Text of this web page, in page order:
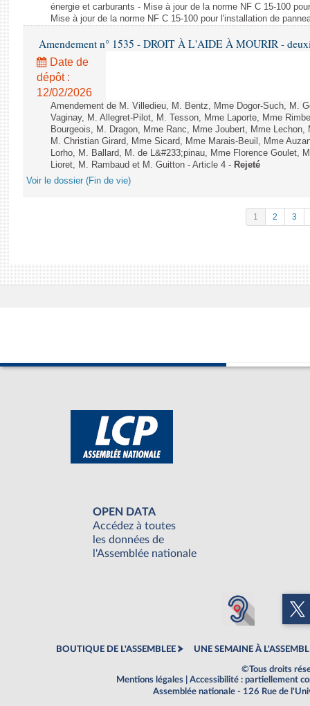
énergie et carburants - Mise à jour de la norme NF C 15-100
Mise à jour de la norme NF C 15-100 pour l'installation de
Amendement n° 1535 - DROIT À L'AIDE À MOURIR -
Date de
dépôt :
12/02/2026
Amendement de M. Villedieu, M. Bentz, Mme Dogor-Such, M.
Vaginay, M. Allegret-Pilot, M. Tesson, Mme Laporte, Mme
Bourgeois, M. Dragon, Mme Ranc, Mme Joubert, Mme
M. Christian Girard, Mme Sicard, Mme Marais-Beuil, Mme
Lorho, M. Ballard, M. de L&#233;pinau, Mme Florence Goulet,
Lioret, M. Rambaud et M. Guitton - Article 4 - Rejeté
Voir le dossier (Fin de vie)
1 2 3
OPEN DATA
Accédez à toutes
les données de
l'Assemblée nationale
BOUTIQUE DE L'ASSEMBLEE UNE SEMAINE À
©Tous droits
Mentions légales
Accessibilité : partiellement
Assemblée nationale - 126 Rue de